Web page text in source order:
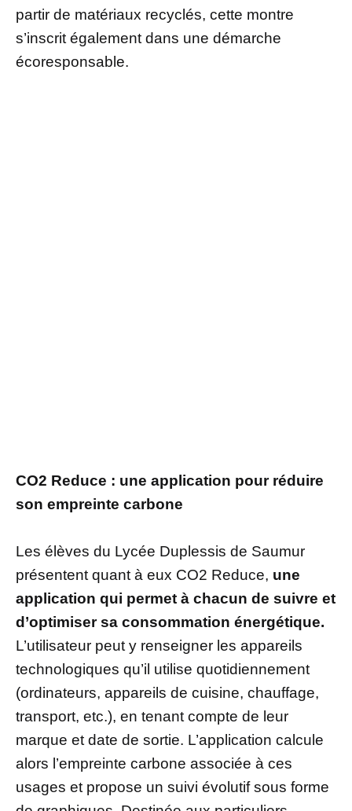
partir de matériaux recyclés, cette montre
s’inscrit également dans une démarche
écoresponsable.
CO2 Reduce : une application pour réduire
son empreinte carbone
Les élèves du Lycée Duplessis de Saumur
présentent quant à eux CO2 Reduce, une
application qui permet à chacun de suivre et
d’optimiser sa consommation énergétique.
L’utilisateur peut y renseigner les appareils
technologiques qu’il utilise quotidiennement
(ordinateurs, appareils de cuisine, chauffage,
transport, etc.), en tenant compte de leur
marque et date de sortie. L’application calcule
alors l’empreinte carbone associée à ces
usages et propose un suivi évolutif sous forme